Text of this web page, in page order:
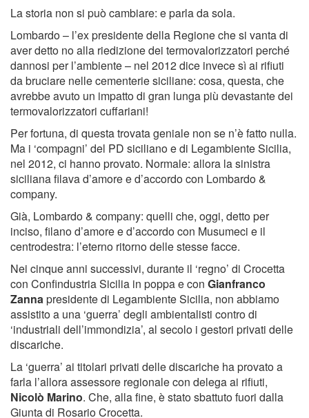
La storia non si può cambiare: e parla da sola.
Lombardo – l’ex presidente della Regione che si vanta di
aver detto no alla riedizione dei termovalorizzatori perché
dannosi per l’ambiente – nel 2012 dice invece sì ai rifiuti
da bruciare nelle cementerie siciliane: cosa, questa, che
avrebbe avuto un impatto di gran lunga più devastante dei
termovalorizzatori cuffariani!
Per fortuna, di questa trovata geniale non se n’è fatto nulla.
Ma i ‘compagni’ del PD siciliano e di Legambiente Sicilia,
nel 2012, ci hanno provato. Normale: allora la sinistra
siciliana filava d’amore e d’accordo con Lombardo &
company.
Già, Lombardo & company: quelli che, oggi, detto per
inciso, filano d’amore e d’accordo con Musumeci e il
centrodestra: l’eterno ritorno delle stesse facce.
Nei cinque anni successivi, durante il ‘regno’ di Crocetta
con Confindustria Sicilia in poppa e con Gianfranco
Zannapresidente di Legambiente Sicilia, non abbiamo
assistito a una ‘guerra’ degli ambientalisti contro di
‘industriali dell’immondizia’, al secolo i gestori privati delle
discariche.
La ‘guerra’ ai titolari privati delle discariche ha provato a
farla l’allora assessore regionale con delega ai rifiuti,
Nicolò Marino. Che, alla fine, è stato sbattuto fuori dalla
Giunta di Rosario Crocetta.